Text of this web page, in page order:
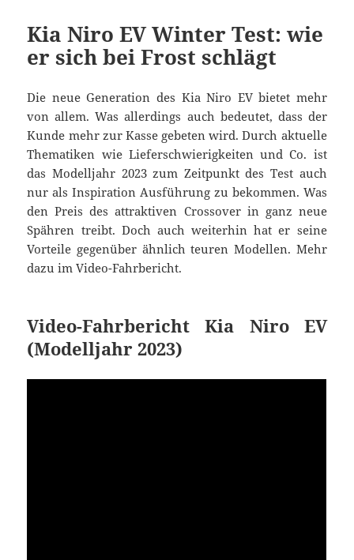
Kia Niro EV Winter Test: wie
er sich bei Frost schlägt
Die neue Generation des Kia Niro EV bietet mehr
von allem. Was allerdings auch bedeutet, dass der
Kunde mehr zur Kasse gebeten wird. Durch aktuelle
Thematiken wie Lieferschwierigkeiten und Co. ist
das Modelljahr 2023 zum Zeitpunkt des Test auch
nur als Inspiration Ausführung zu bekommen. Was
den Preis des attraktiven Crossover in ganz neue
Spähren treibt. Doch auch weiterhin hat er seine
Vorteile gegenüber ähnlich teuren Modellen. Mehr
dazu im Video-Fahrbericht.
Video-Fahrbericht Kia Niro EV
(Modelljahr 2023)